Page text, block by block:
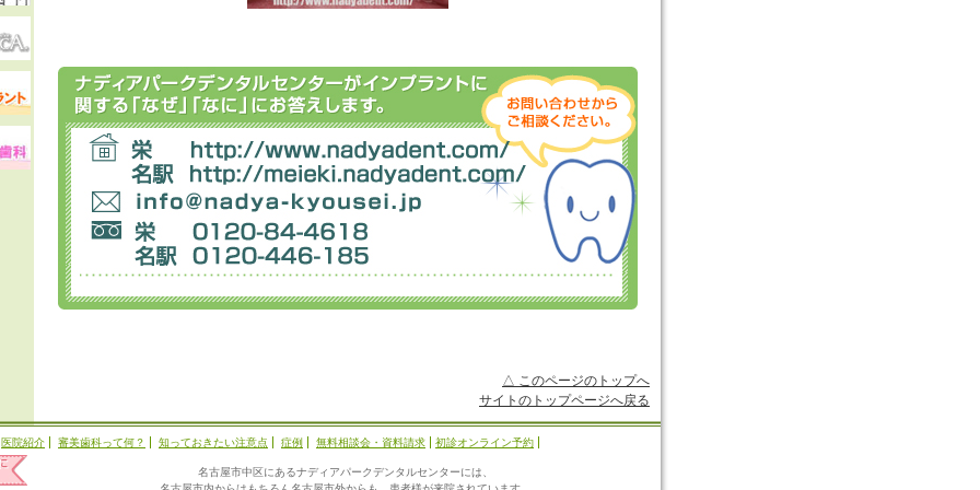
△ このページのトップへ
サイトのトップページへ戻る
医院紹介 審美歯科って何？ 知っておきたい注意点 症例 無料相談会・資料請求 初診オンライン予約
名古屋市中区にあるナディアパークデンタルセンターには、